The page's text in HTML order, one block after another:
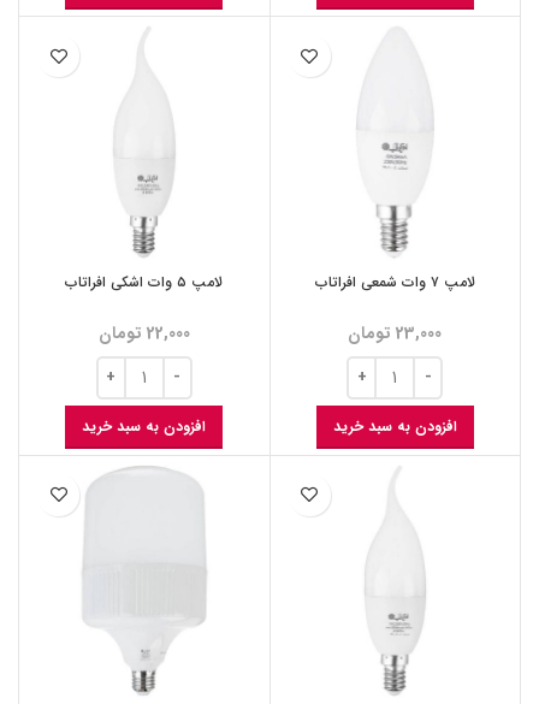
لامپ ۷ وات شمعی افراتاب
23,000 تومان
افزودن به سبد خرید
لامپ ۵ وات اشکی افراتاب
22,000 تومان
افزودن به سبد خرید